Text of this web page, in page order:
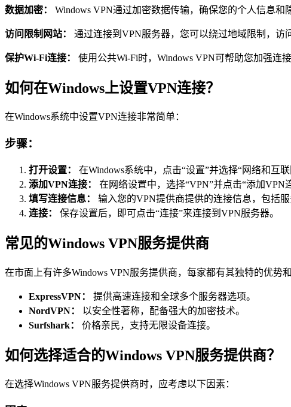
数据加密： Windows VPN通过加密数据传输，确保您的个人信息和
访问限制网站： 通过连接到VPN服务器，您可以绕过地域限制，访
保护Wi-Fi连接： 使用公共Wi-Fi时，Windows VPN可帮助您加强连
如何在Windows上设置VPN连接？
在Windows系统中设置VPN连接非常简单：
步骤：
打开设置：
在Windows系统中，点击“设置”并选择“网络和互联
添加VPN连接：
在网络设置中，选择“VPN”并点击“添加VPN
填写连接信息：
输入您的VPN提供商提供的连接信息，包括服
连接：
保存设置后，即可点击“连接”来连接到VPN服务器。
常见的Windows VPN服务提供商
在市面上有许多Windows VPN服务提供商，每家都有其独特的优势
ExpressVPN：
提供高速连接和全球多个服务器选项。
NordVPN：
以安全性著称，配备强大的加密技术。
Surfshark：
价格亲民，支持无限设备连接。
如何选择适合的Windows VPN服务提供商？
在选择Windows VPN服务提供商时，应考虑以下因素：